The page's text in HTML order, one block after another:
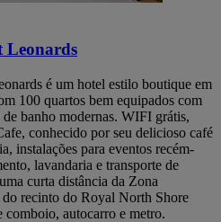
Leonards
é um hotel estilo boutique em
100 quartos bem equipados com
banho modernas. WIFI grátis,
conhecido por seu delicioso café
instalações para eventos recém-
lavandaria e transporte de
curta distância da Zona
recinto do Royal North Shore
comboio, autocarro e metro.